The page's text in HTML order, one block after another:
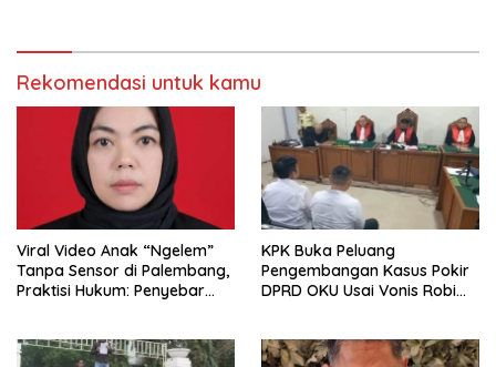
Rekomendasi untuk kamu
Viral Video Anak “Ngelem”
Tanpa Sensor di Palembang,
Praktisi Hukum: Penyebar
KPK Buka Peluang
Pengembangan Kasus Pokir
DPRD OKU Usai Vonis Robi